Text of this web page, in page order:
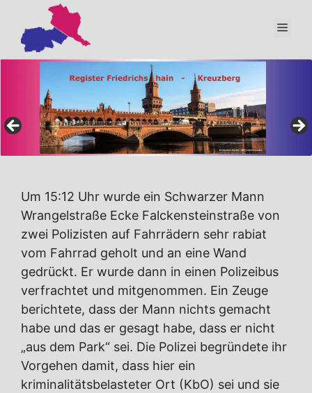
Inhalt
springen
Um 15:12 Uhr wurde ein Schwarzer Mann
Wrangelstraße Ecke Falckensteinstraße von
zwei Polizisten auf Fahrrädern sehr rabiat
vom Fahrrad geholt und an eine Wand
gedrückt. Er wurde dann in einen Polizeibus
verfrachtet und mitgenommen. Ein Zeuge
berichtete, dass der Mann nichts gemacht
habe und das er gesagt habe, dass er nicht
„aus dem Park“ sei. Die Polizei begründete ihr
Vorgehen damit, dass hier ein
kriminalitätsbelasteter Ort (KbO) sei und sie